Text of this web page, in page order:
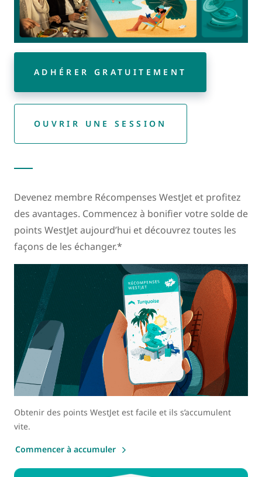
ADHÉRER GRATUITEMENT
OUVRIR UNE SESSION
Devenez membre Récompenses WestJet et profitez
des avantages. Commencez à bonifier votre solde de
points WestJet aujourd’hui et découvrez toutes les
façons de les échanger.*
Obtenir des points WestJet est facile et ils s’accumulent
vite.
Commencer à accumuler